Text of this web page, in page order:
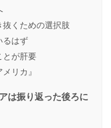
抜くための選択肢
るはず
とが肝要
リカ』
は振り返った後ろに